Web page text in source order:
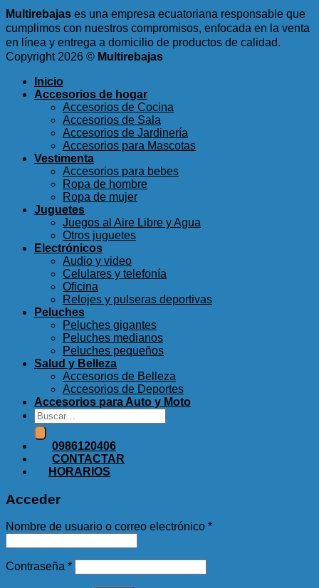
Multirebajas es una empresa ecuatoriana responsable que
cumplimos con nuestros compromisos, enfocada en la venta
en línea y entrega a domicilio de productos de calidad.
Copyright 2026 © Multirebajas
Inicio
Accesorios de hogar
Accesorios de Cocina
Accesorios de Sala
Accesorios de Jardinería
Accesorios para Mascotas
Vestimenta
Accesorios para bebes
Ropa de hombre
Ropa de mujer
Juguetes
Juegos al Aire Libre y Agua
Otros juguetes
Electrónicos
Audio y video
Celulares y telefonía
Oficina
Relojes y pulseras deportivas
Peluches
Peluches gigantes
Peluches medianos
Peluches pequeños
Salud y Belleza
Accesorios de Belleza
Accesorios de Deportes
Accesorios para Auto y Moto
Buscar
por:
0986120406
CONTACTAR
HORARIOS
Acceder
Nombre de usuario o correo electrónico *
Contraseña *